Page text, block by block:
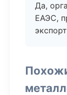
Да,
ЕАЭС,